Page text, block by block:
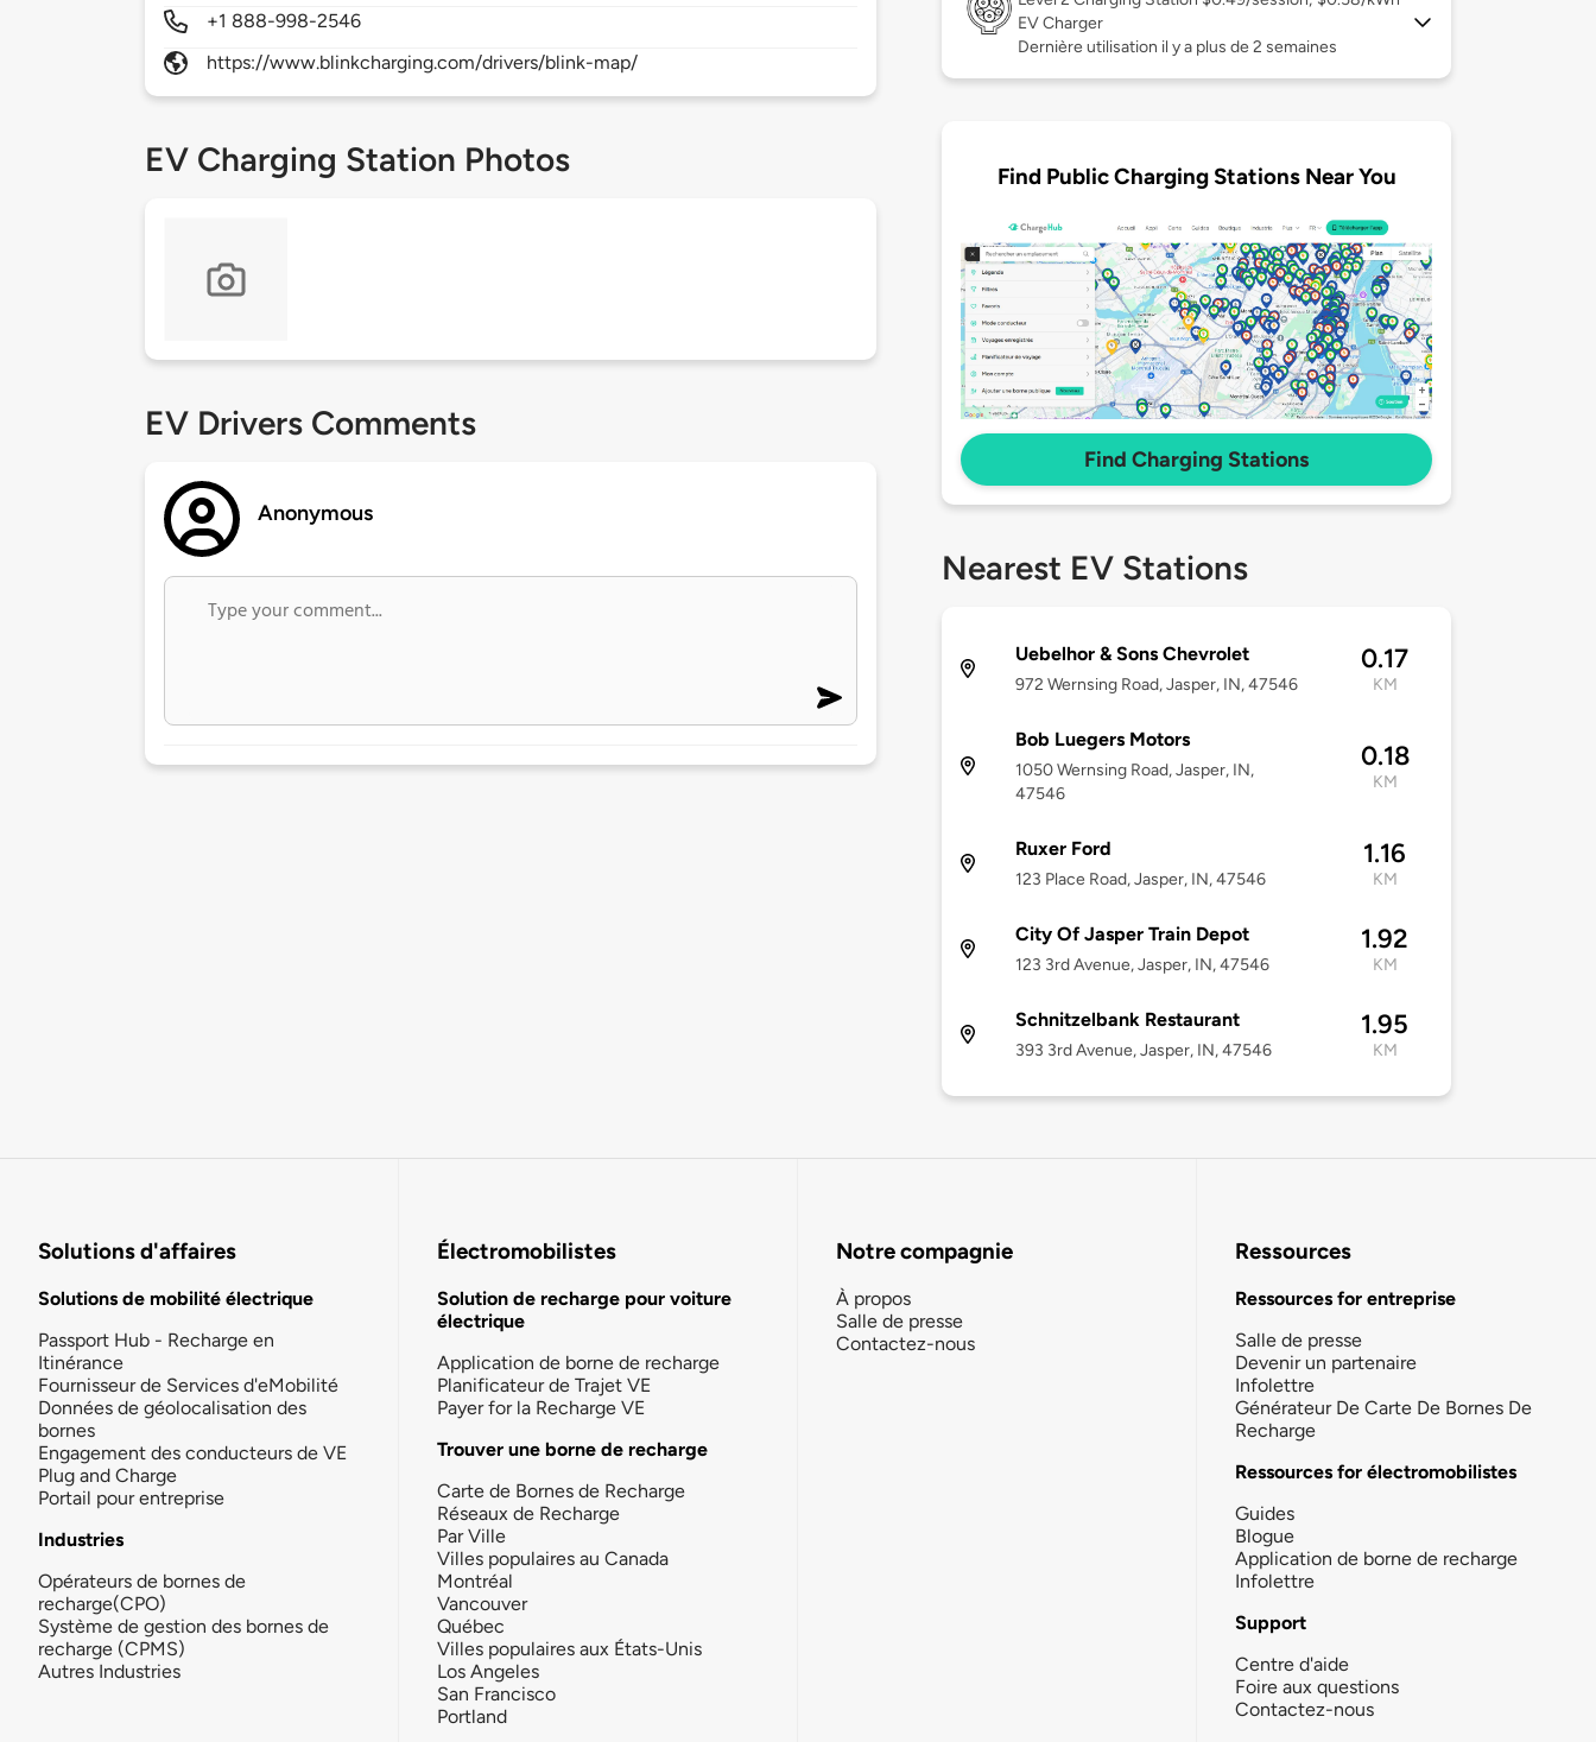
+1 888-998-2546
https://www.blinkcharging.com/drivers/blink-map/
EV Charging Station Photos
EV Drivers Comments
Anonymous
EV Charger
Dernière utilisation il y a plus de 2 semaines
Find Public Charging Stations Near You
Find Charging Stations
Nearest EV Stations
Uebelhor & Sons Chevrolet
972 Wernsing Road, Jasper, IN, 47546
0.17
KM
Bob Luegers Motors
1050 Wernsing Road, Jasper, IN,
47546
0.18
KM
Ruxer Ford
123 Place Road, Jasper, IN, 47546
1.16
KM
City Of Jasper Train Depot
123 3rd Avenue, Jasper, IN, 47546
1.92
KM
Schnitzelbank Restaurant
393 3rd Avenue, Jasper, IN, 47546
1.95
KM
Solutions d'affaires
Solutions de mobilité électrique
Passport Hub - Recharge en
Itinérance
Fournisseur de Services d'eMobilité
Données de géolocalisation des
bornes
Engagement des conducteurs de VE
Plug and Charge
Portail pour entreprise
Industries
Opérateurs de bornes de
recharge(CPO)
Système de gestion des bornes de
recharge (CPMS)
Autres Industries
Électromobilistes
Solution de recharge pour voiture
électrique
Application de borne de recharge
Planificateur de Trajet VE
Payer for la Recharge VE
Trouver une borne de recharge
Carte de Bornes de Recharge
Réseaux de Recharge
Par Ville
Villes populaires au Canada
Montréal
Vancouver
Québec
Villes populaires aux États-Unis
Los Angeles
San Francisco
Portland
Notre compagnie
À propos
Salle de presse
Contactez-nous
Ressources
Ressources for entreprise
Salle de presse
Devenir un partenaire
Infolettre
Générateur De Carte De Bornes De
Recharge
Ressources for électromobilistes
Guides
Blogue
Application de borne de recharge
Infolettre
Support
Centre d'aide
Foire aux questions
Contactez-nous